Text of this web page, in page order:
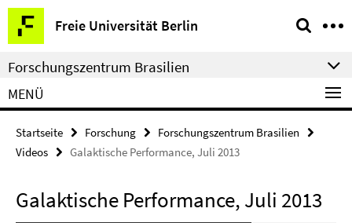
Springe
direkt
zu
Inhalt
Freie Universität Berlin
Service-
Navigation
Forschungszentrum Brasilien
MENÜ
Startseite Forschung
Forschungszentrum Brasilien
Videos
Galaktische Performance, Juli 2013
Galaktische Performance, Juli 2013